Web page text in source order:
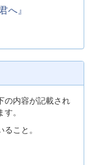
へ』
の内容が記載され
。
こと。